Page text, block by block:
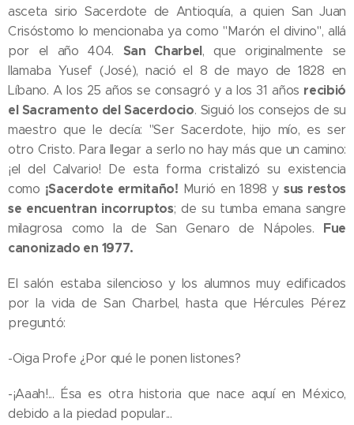
asceta sirio Sacerdote de Antioquía, a quien San Juan
Crisóstomo lo mencionaba ya como "Marón el divino", allá
por el año 404. San Charbel, que originalmente se
llamaba Yusef (José), nació el 8 de mayo de 1828 en
Líbano. A los 25 años se consagró y a los 31 años recibió
el Sacramento del Sacerdocio. Siguió los consejos de su
maestro que le decía: "Ser Sacerdote, hijo mío, es ser
otro Cristo. Para llegar a serlo no hay más que un camino:
¡el del Calvario! De esta forma cristalizó su existencia
como ¡Sacerdote ermitaño! Murió en 1898 y sus restos
se encuentran incorruptos; de su tumba emana sangre
milagrosa como la de San Genaro de Nápoles. Fue
canonizado en 1977.
El salón estaba silencioso y los alumnos muy edificados
por la vida de San Charbel, hasta que Hércules Pérez
preguntó:
-Oiga Profe ¿Por qué le ponen listones?
-¡Aaah!... Ésa es otra historia que nace aquí en México,
debido a la piedad popular...